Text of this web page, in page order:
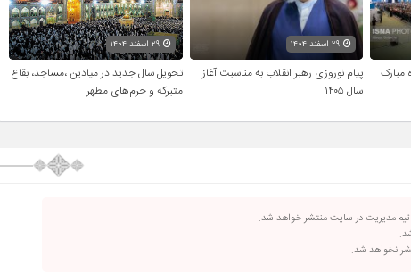
مبارک
پیام نوروزی رهبر انقلاب به مناسبت آغاز
سال ۱۴۰۵
تحویل سال‌ جدید در میادین ،مساجد، بقاع
متبرکه‌ و حرم‌های‌ مطهر
مدیریت در سایت منتشر خواهد شد.
نخواهد شد.